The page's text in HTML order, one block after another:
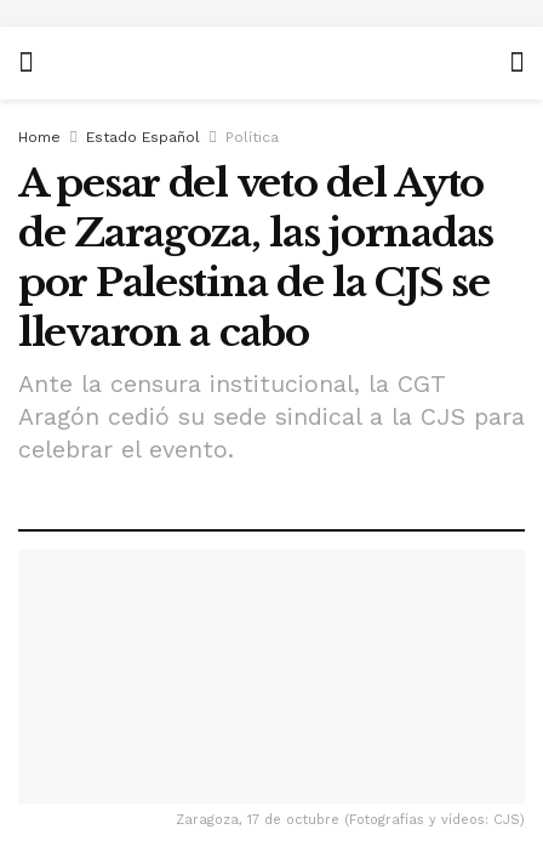
Home Estado Español Política
A pesar del veto del Ayto
de Zaragoza, las jornadas
por Palestina de la CJS se
llevaron a cabo
Ante la censura institucional, la CGT
Aragón cedió su sede sindical a la CJS para
celebrar el evento.
Zaragoza, 17 de octubre (Fotografías y vídeos: CJS)